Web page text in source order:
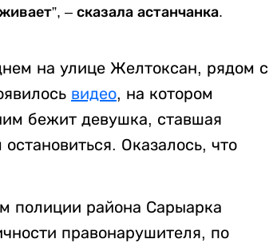
– сказала астанчанка.
на улице Желтоксан, рядом с
видео, на котором
бежит девушка, ставшая
Оказалось, что
полиции района Сарыарка
правонарушителя, по